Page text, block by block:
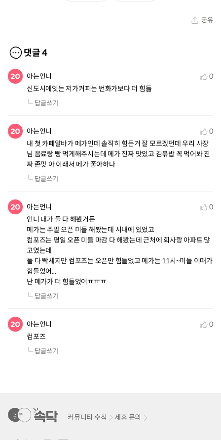
공유
댓글4
아는언니
0
신도시에잇는 저가커피는 번화가보다 더 힘듦
답글쓰기
아는언니
0
내 첫 카페알바가 메가인데 솔직히 힘든거 잘 모르겠던데 우리 사장
님 음료랑 빵 먹게해주시는데 메가 진짜 맛있고 김볶밥 꼭 먹어봐 진
짜 존맛 아 이래서 메가 좋아하나
답글쓰기
아는언니
0
언니 내가 둘 다 해봤거든
메가는 주말 오픈 미들 해봤는데 시내에 있었고
컴포즈는 평일 오픈 미들 마감 다 해봤는데 근처에 회사랑 아파트 많
고였는데
둘 다 빡세지만 컴포즈는 오픈만 힘들었고 메가는 11시~미들 이때가
힘들었어...
난 메가가 더 힘들었어ㅠㅠㅠ
답글쓰기
아는언니
0
컴포즈
답글쓰기
커뮤니티 수칙 제휴 문의